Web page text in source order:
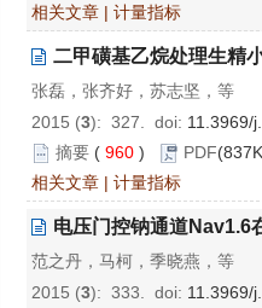
相关文章 | 计量指标
二甲磺基乙烷处理生精
张磊，张齐好，苏志坚，等
2015 (3): 327. doi: 11.3969/
摘要 ( 960 ) PDF
相关文章 | 计量指标
电压门控钠通道Nav1.6
范之丹，马柯，季晓燕，等
2015 (3): 333. doi: 11.3969/